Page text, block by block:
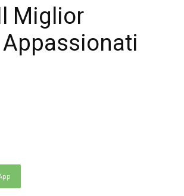
Miglior